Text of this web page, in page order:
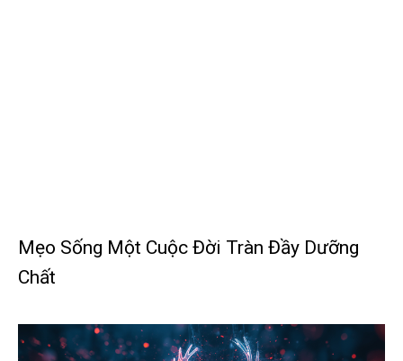
Mẹo Sống Một Cuộc Đời Tràn Đầy Dưỡng
Chất